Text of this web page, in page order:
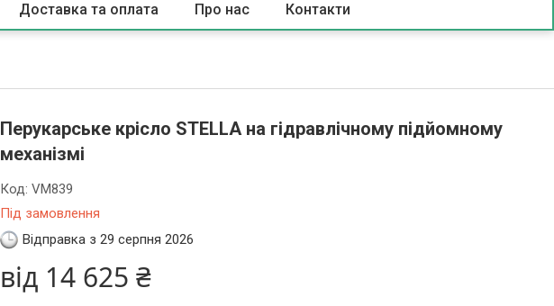
Доставка та оплата Про нас Контакти
Перукарське крісло STELLA на гідравлічному підйомному
механізмі
Під замовлення
Код:VM839
Відправка з 29 серпня 2026
від 14 625 ₴